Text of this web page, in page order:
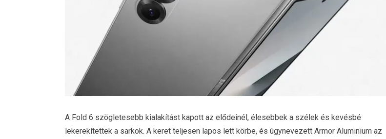
A Fold 6 szögletesebb kialakítást kapott az elődeinél, élesebbek a szélek és kevésbé
lekerekítettek a sarkok. A keret teljesen lapos lett körbe, és úgynevezett Armor Aluminium az